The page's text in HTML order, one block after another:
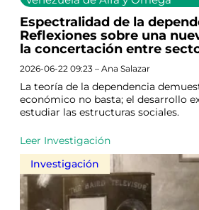
Espectralidad de la
Reflexiones sobre una
la concertación entre
2026-06-22 09:23 – Ana Salazar
La teoría de la dependencia
económico no basta; el desarrollo
estudiar las estructuras sociales.
Leer Investigación
Investigación